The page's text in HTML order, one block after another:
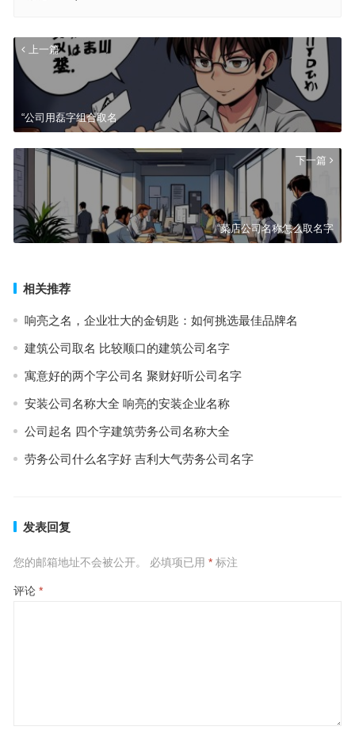
上一篇
“公司用磊字组合取名
下一篇
“菜店公司名称怎么取名字
相关推荐
响亮之名，企业壮大的金钥匙：如何挑选最佳品牌名
建筑公司取名 比较顺口的建筑公司名字
寓意好的两个字公司名 聚财好听公司名字
安装公司名称大全 响亮的安装企业名称
公司起名 四个字建筑劳务公司名称大全
劳务公司什么名字好 吉利大气劳务公司名字
发表回复
您的邮箱地址不会被公开。 必填项已用 *标注
评论 *